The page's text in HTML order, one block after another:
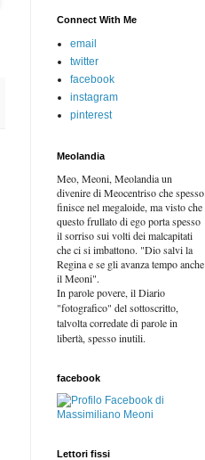
Connect With Me
email
twitter
facebook
instagram
pinterest
Meolandia
Meo, Meoni, Meolandia un
divenire di Meocentriso che spesso
finisce nel megaloide, ma visto che
questo frullato di ego porta spesso
il sorriso sui volti dei malcapitati
che ci si imbattono. "Dio salvi la
Regina e se gli avanza tempo anche
il Meoni".
In parole povere, il Diario
"fotografico" del sottoscritto,
talvolta corredate di parole in
libertà, spesso inutili.
facebook
Lettori fissi